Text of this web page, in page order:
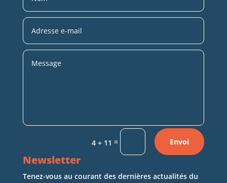
4 + 11 = Envoi
Newsletter
Tenez-vous au courant des dernières actualités du